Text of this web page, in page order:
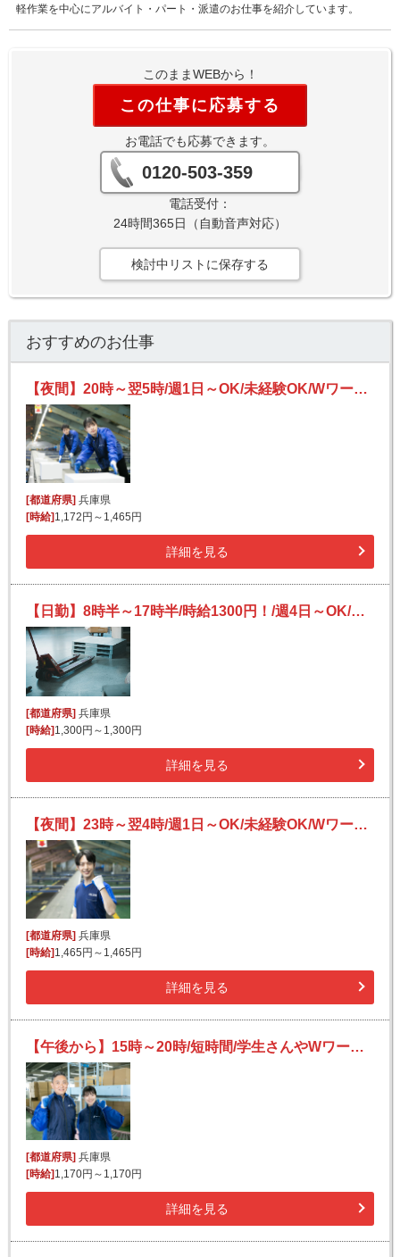
軽作業を中心にアルバイト・パート・派遣のお仕事を紹介しています。
このままWEBから！
この仕事に応募する
お電話でも応募できます。
0120-503-359
電話受付：
24時間365日（自動音声対応）
検討中リストに保存する
おすすめのお仕事
【夜間】20時～翌5時/週1日～OK/未経験OK/Wワークにも/宅配便の仕分け
[都道府県] 兵庫県
[時給] 1,172円～1,465円
詳細を見る
【日勤】8時半～17時半/時給1300円！/週4日～OK/送迎あり★/食品や日用品の積み込み
[都道府県] 兵庫県
[時給] 1,300円～1,300円
詳細を見る
【夜間】23時～翌4時/週1日～OK/未経験OK/Wワークにも/宅配便の仕分け
[都道府県]兵庫県
[時給]1,465円～1,465円
詳細を見る
【午後から】15時～20時/短時間/学生さんやWワーカーさんにもピッタリ/宅配便の仕分け/日払いOK(規定有)
[都道府県] 兵庫県
[時給] 1,170円～1,170円
詳細を見る